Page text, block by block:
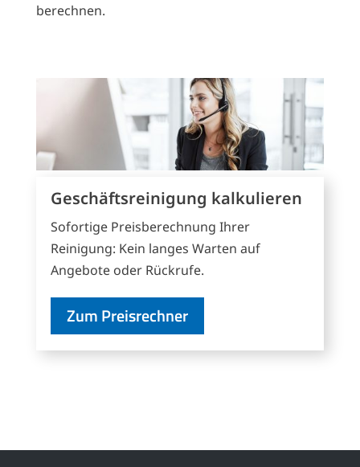
Geschäftsreinigung kalkulieren
Sofortige Preisberechnung Ihrer
Reinigung: Kein langes Warten auf
Angebote oder Rückrufe.
Zum Preisrechner
berechnen.